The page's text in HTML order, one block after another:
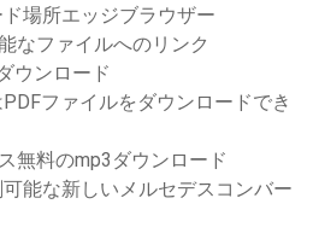
場所エッジブラウザー
なファイルへのリンク
ウンロード
ファイルをダウンロードでき
無料のmp3ダウンロード
能な新しいメルセデスコンバー